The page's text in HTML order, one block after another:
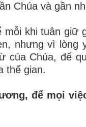
Chúa và gần
mỗi khi tuân giữ
nhưng vì lòng
của Chúa, để
thế gian.
để mọi